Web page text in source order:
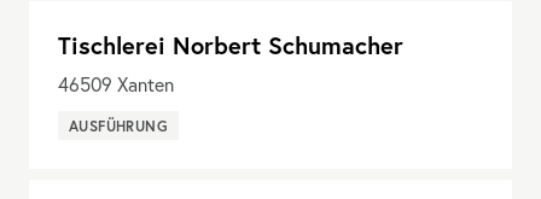
Tischlerei Norbert Schumacher
46509 Xanten
AUSFÜHRUNG